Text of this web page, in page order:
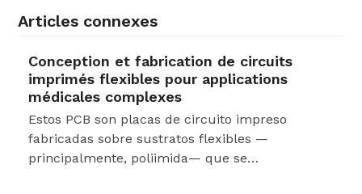
Articles connexes
Conception et fabrication de circuits
imprimés flexibles pour applications
médicales complexes
Estos PCB son placas de circuito impreso
fabricadas sobre sustratos flexibles —
principalmente, poliimida— que se…